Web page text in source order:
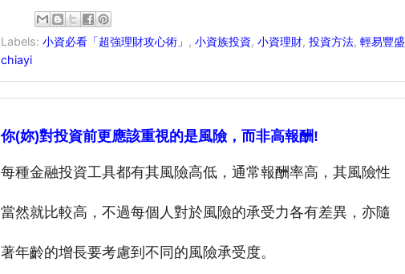
Labels: 小資必看「超強理財攻心術」 , 小資族投資, 小資理財, 投資方法, 輕易豐盛
chiayi
你(妳)對投資前更應該重視的是風險，而非高報酬!
每種金融投資工具都有其風險高低，通常報酬率高，其風險性
當然就比較高，不過每個人對於風險的承受力各有差異， 亦隨
著年齡的增長要考慮到不同的風險承受度。